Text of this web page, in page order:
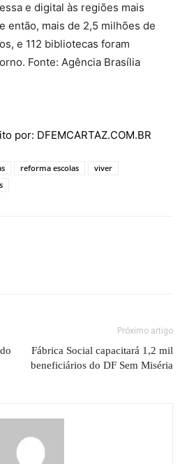
e digital às regiões mais
então, mais de 2,5 milhões de
e 112 bibliotecas foram
Fonte: Agência Brasília
por: DFEMCARTAZ.COM.BR
reforma escolas
viver
Próximo artigo
Fábrica Social capacitará 1,2 mil
beneficiários do DF Sem Miséria